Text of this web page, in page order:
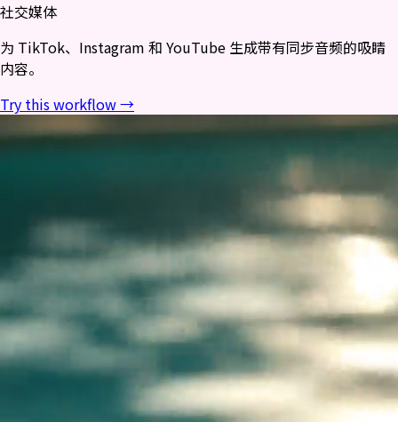
社交媒体
为 TikTok、Instagram 和 YouTube 生成带有同步音频的吸睛
内容。
Try this workflow →